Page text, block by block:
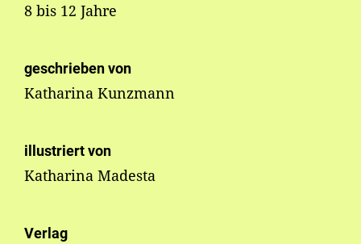
8 bis 12 Jahre
geschrieben von
Katharina Kunzmann
illustriert von
Katharina Madesta
Verlag